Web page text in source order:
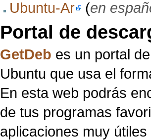
Ubuntu-Ar
(en
Portal de
GetDeb es un portal
Ubuntu que usa el
En esta web podrás
de tus programas
aplicaciones muy